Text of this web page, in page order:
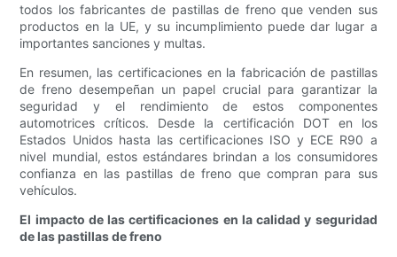
todos los fabricantes de pastillas de freno que venden sus
productos en la UE, y su incumplimiento puede dar lugar a
importantes sanciones y multas.
En resumen, las certificaciones en la fabricación de pastillas
de freno desempeñan un papel crucial para garantizar la
seguridad y el rendimiento de estos componentes
automotrices críticos. Desde la certificación DOT en los
Estados Unidos hasta las certificaciones ISO y ECE R90 a
nivel mundial, estos estándares brindan a los consumidores
confianza en las pastillas de freno que compran para sus
vehículos.
El impacto de las certificaciones en la calidad y seguridad
de las pastillas de freno